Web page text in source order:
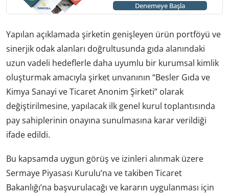
Denemeye Başla
Yapılan açıklamada şirketin genişleyen ürün portföyü ve
sinerjik odak alanları doğrultusunda gıda alanındaki
uzun vadeli hedeflerle daha uyumlu bir kurumsal kimlik
oluşturmak amacıyla şirket unvanının “Besler Gıda ve
Kimya Sanayi ve Ticaret Anonim Şirketi” olarak
değiştirilmesine, yapılacak ilk genel kurul toplantısında
pay sahiplerinin onayına sunulmasına karar verildiği
ifade edildi.
Bu kapsamda uygun görüş ve izinleri alınmak üzere
Sermaye Piyasası Kurulu’na ve takiben Ticaret
Bakanlığı’na başvurulacağı ve kararın uygulanması için